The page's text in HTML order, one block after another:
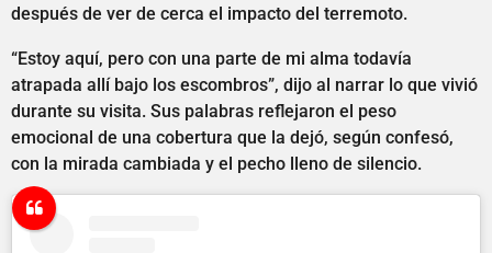
después de ver de cerca el impacto del terremoto.
“Estoy aquí, pero con una parte de mi alma todavía
atrapada allí bajo los escombros”, dijo al narrar lo que vivió
durante su visita. Sus palabras reflejaron el peso
emocional de una cobertura que la dejó, según confesó,
con la mirada cambiada y el pecho lleno de silencio.